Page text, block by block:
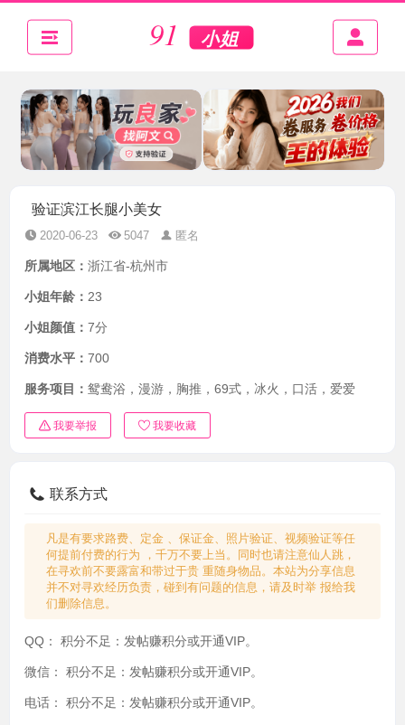
验证滨江长腿小美女
2020-06-23 5047 匿名
所属地区： 浙江省-杭州市
小姐年龄： 23
小姐颜值： 7分
消费水平： 700
服务项目： 鸳鸯浴，漫游，胸推，69式，冰火，口活，爱爱
我要举报 我要收藏
联系方式
凡是有要求路费、定金 、保证金、照片验证、视频验证等任
何提前付费的行为 ，千万不要上当。同时也请注意仙人跳，
在寻欢前不要露富和带过于贵 重随身物品。本站为分享信息
并不对寻欢经历负责，碰到有问题的信息，请及时举 报给我
们删除信息。
QQ： 积分不足：发帖赚积分或开通VIP。
微信： 积分不足：发帖赚积分或开通VIP。
电话： 积分不足：发帖赚积分或开通VIP。